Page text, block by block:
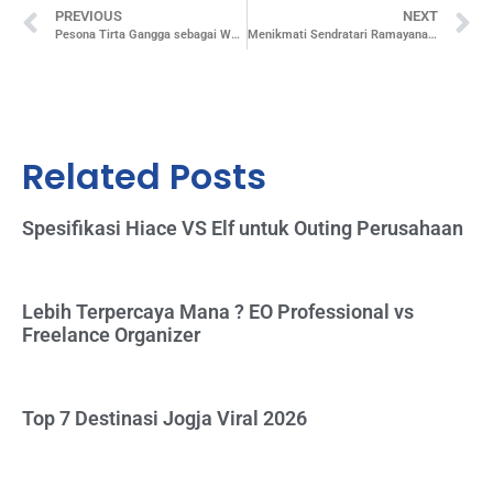
PREVIOUS
Pesona Tirta Gangga sebagai Warisan Taman Air Bersejarah di Bali
NEXT
Menikmati Sendratari Ramayana Prambanan dalam Nuansa Senja
Related Posts
Spesifikasi Hiace VS Elf untuk Outing Perusahaan
Lebih Terpercaya Mana ? EO Professional vs
Freelance Organizer
Top 7 Destinasi Jogja Viral 2026